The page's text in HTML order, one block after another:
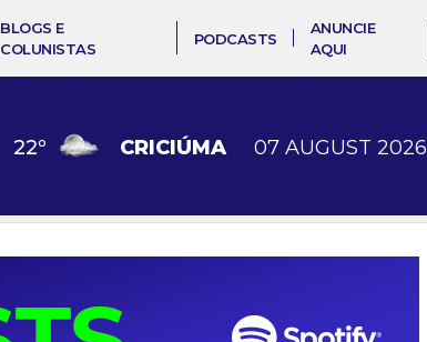
BLOGS E
COLUNISTAS
PODCASTS
ANUNCIE
AQUI
22º CRICIÚMA 07 AUGUST 2026